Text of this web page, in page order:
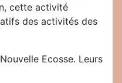
cette activité
des activités des
Ecosse. Leurs